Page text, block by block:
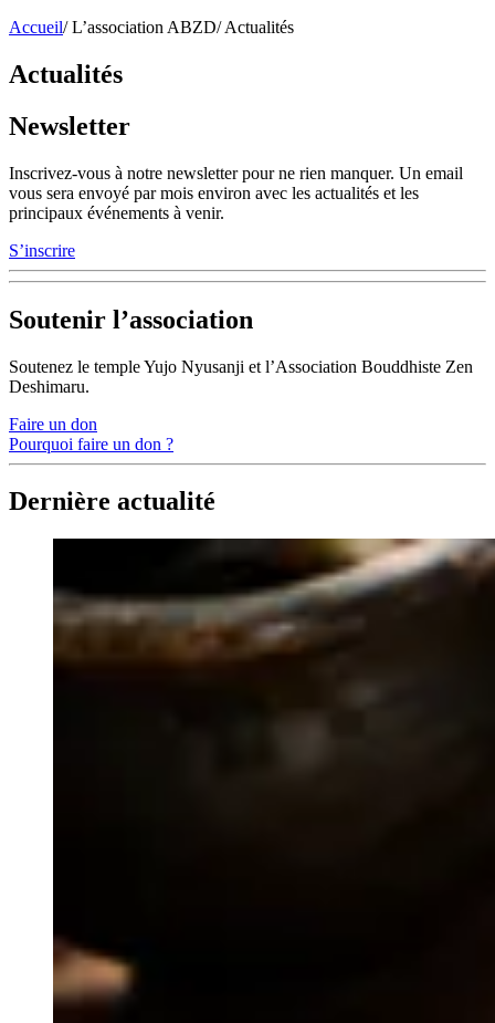
Accueil/ L’association ABZD/ Actualités
Actualités
Newsletter
Inscrivez-vous à notre newsletter pour ne rien manquer. Un email
vous sera envoyé par mois environ avec les actualités et les
principaux événements à venir.
S’inscrire
Soutenir l’association
Soutenez le temple Yujo Nyusanji et l’Association Bouddhiste Zen
Deshimaru.
Faire un don
Pourquoi faire un don ?
Dernière actualité